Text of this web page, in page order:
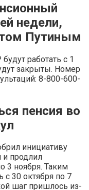
недели,
Путиным
работать с 1
закрыты. Номер
8-800-600-
пенсия во
инициативу
и продлил
3 ноября. Таким
с 30 октября по 7
шаг пришлось из-